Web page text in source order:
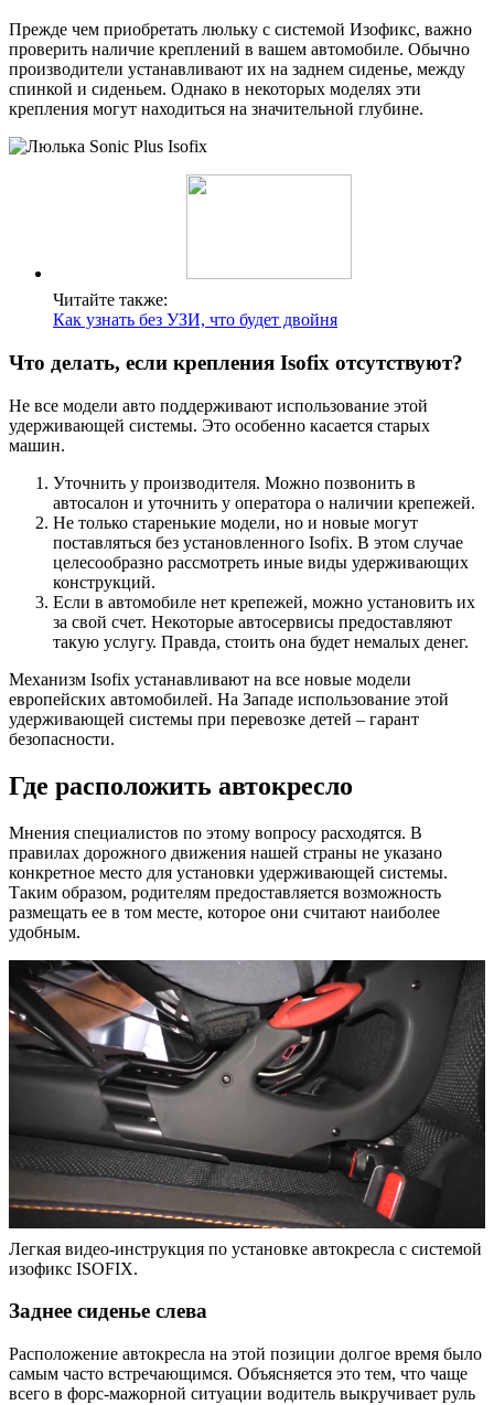
Прежде чем приобретать люльку с системой Изофикс, важно
проверить наличие креплений в вашем автомобиле. Обычно
производители устанавливают их на заднем сиденье, между
спинкой и сиденьем. Однако в некоторых моделях эти
крепления могут находиться на значительной глубине.
Читайте также:
Как узнать без УЗИ, что будет двойня
Что делать, если крепления Isofix отсутствуют?
Не все модели авто поддерживают использование этой
удерживающей системы. Это особенно касается старых
машин.
Уточнить у производителя. Можно позвонить в
автосалон и уточнить у оператора о наличии крепежей.
Не только старенькие модели, но и новые могут
поставляться без установленного Isofix. В этом случае
целесообразно рассмотреть иные виды удерживающих
конструкций.
Если в автомобиле нет крепежей, можно установить их
за свой счет. Некоторые автосервисы предоставляют
такую услугу. Правда, стоить она будет немалых денег.
Механизм Isofix устанавливают на все новые модели
европейских автомобилей. На Западе использование этой
удерживающей системы при перевозке детей – гарант
безопасности.
Где расположить автокресло
Мнения специалистов по этому вопросу расходятся. В
правилах дорожного движения нашей страны не указано
конкретное место для установки удерживающей системы.
Таким образом, родителям предоставляется возможность
размещать ее в том месте, которое они считают наиболее
удобным.
Легкая видео-инструкция по установке автокресла с системой
изофикс ISOFIX.
Заднее сиденье слева
Расположение автокресла на этой позиции долгое время было
самым часто встречающимся. Объясняется это тем, что чаще
всего в форс-мажорной ситуации водитель выкручивает руль